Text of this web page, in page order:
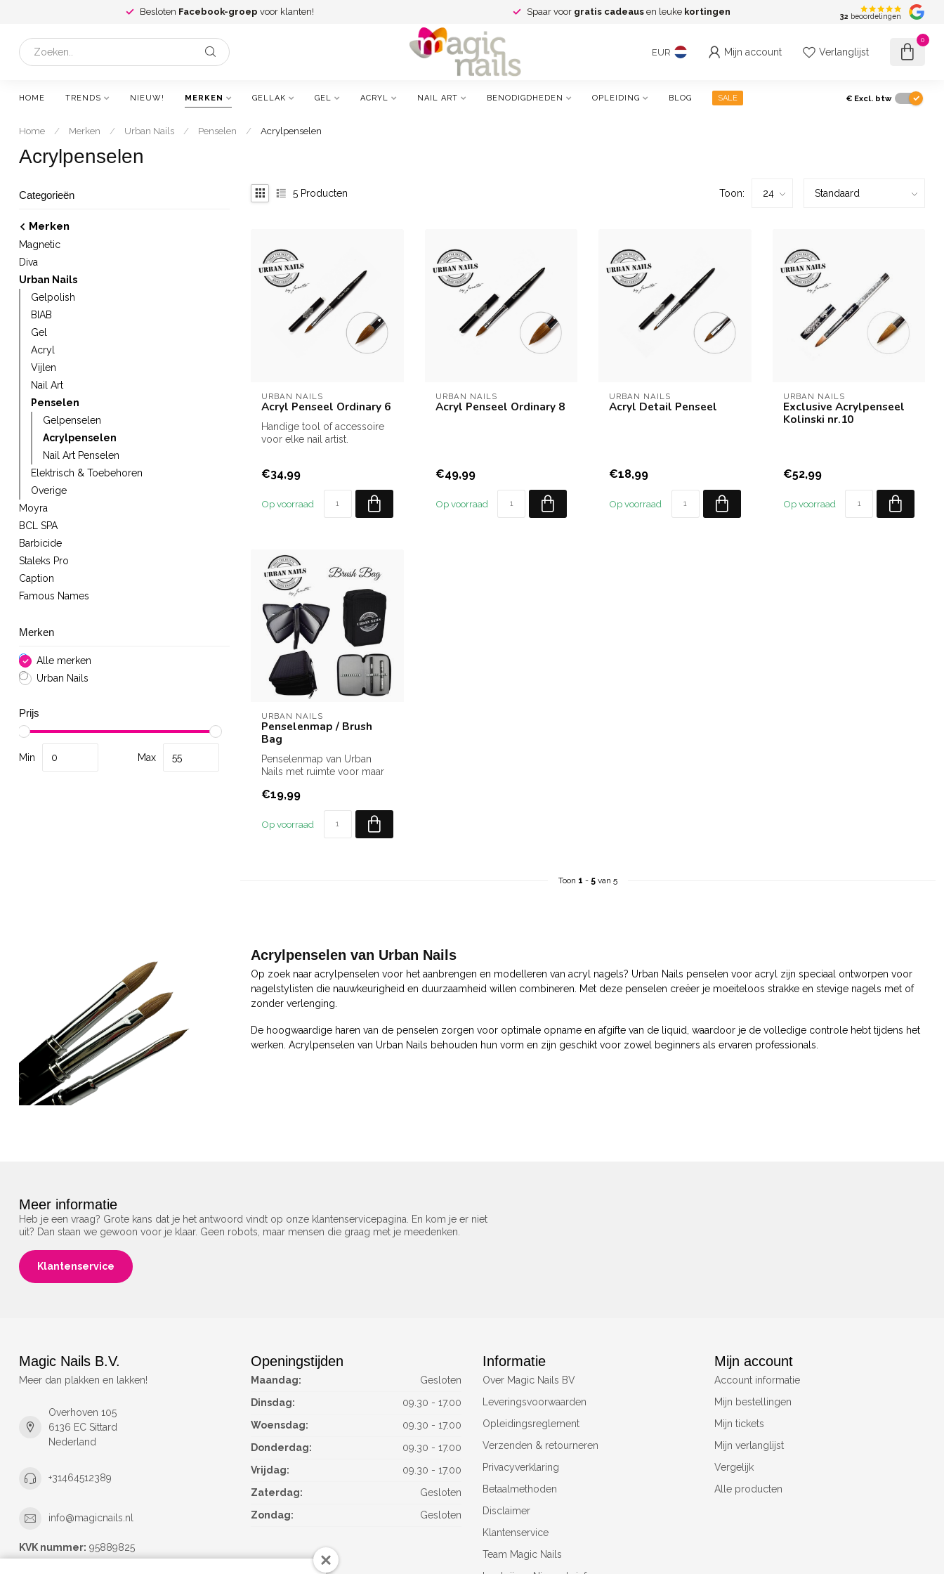
Besloten Facebook-groep voor klanten! Spaar voor gratis cadeaus en leuke kortingen 32 beoordelingen
EUR Mijn account Verlanglijst
0
HOME TRENDS NIEUW! MERKEN GELLAK GEL ACRYL NAIL ART BENODIGDHEDEN OPLEIDING BLOG SALE € Excl. btw
Home / Merken / Urban Nails / Penselen / Acrylpenselen
Acrylpenselen
Categorieën
Merken
Magnetic
Diva
Urban Nails
Gelpolish
BIAB
Gel
Acryl
Vijlen
Nail Art
Penselen
Gelpenselen
Acrylpenselen
Nail Art Penselen
Elektrisch & Toebehoren
Overige
Moyra
BCL SPA
Barbicide
Staleks Pro
Caption
Famous Names
Merken
Alle merken
Urban Nails
Prijs
Min Max
5 Producten Toon:
URBAN NAILS
Acryl Penseel Ordinary 6
Handige tool of accessoire
voor elke nail artist.
€34,99
Op voorraad
URBAN NAILS
Acryl Penseel Ordinary 8
€49,99
Op voorraad
URBAN NAILS
Acryl Detail Penseel
€18,99
Op voorraad
URBAN NAILS
Exclusive Acrylpenseel
Kolinski nr.10
€52,99
Op voorraad
URBAN NAILS
Penselenmap / Brush
Bag
Penselenmap van Urban
Nails met ruimte voor maar
ove...
€19,99
Op voorraad
Toon 1 - 5 van 5
Acrylpenselen van Urban Nails
Op zoek naar acrylpenselen voor het aanbrengen en modelleren van acryl nagels? Urban Nails penselen voor acryl zijn speciaal ontworpen voor
nagelstylisten die nauwkeurigheid en duurzaamheid willen combineren. Met deze penselen creëer je moeiteloos strakke en stevige nagels met of
zonder verlenging.
De hoogwaardige haren van de penselen zorgen voor optimale opname en afgifte van de liquid, waardoor je de volledige controle hebt tijdens het
werken. Acrylpenselen van Urban Nails behouden hun vorm en zijn geschikt voor zowel beginners als ervaren professionals.
Meer informatie
Heb je een vraag? Grote kans dat je het antwoord vindt op onze klantenservicepagina. En kom je er niet
uit? Dan staan we gewoon voor je klaar. Geen robots, maar mensen die graag met je meedenken.
Klantenservice
Magic Nails B.V.
Meer dan plakken en lakken!
Overhoven 105
6136 EC Sittard
Nederland
+31464512389
info@magicnails.nl
KVK nummer: 95889825
Openingstijden
Maandag:
Gesloten
Dinsdag:
09.30 - 17.00
Woensdag:
09.30 - 17.00
Donderdag:
09.30 - 17.00
Vrijdag:
09.30 - 17.00
Zaterdag:
Gesloten
Zondag:
Gesloten
Informatie
Over Magic Nails BV
Leveringsvoorwaarden
Opleidingsreglement
Verzenden & retourneren
Privacyverklaring
Betaalmethoden
Disclaimer
Klantenservice
Team Magic Nails
Mijn account
Account informatie
Mijn bestellingen
Mijn tickets
Mijn verlanglijst
Vergelijk
Alle producten